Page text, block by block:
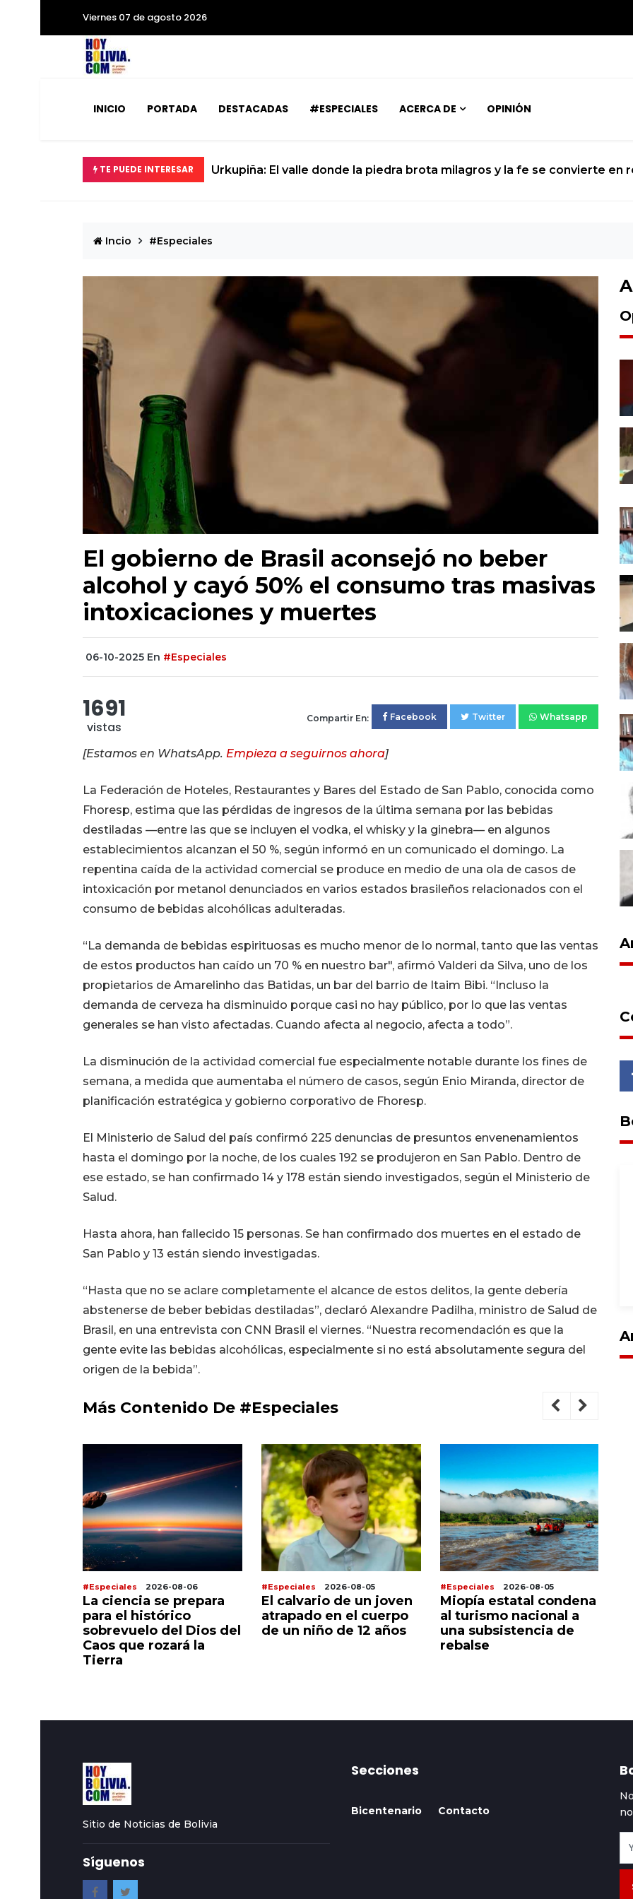
Viernes 07 de agosto 2026
INICIO PORTADA DESTACADAS #ESPECIALES ACERCA DE OPINIÓN
TE PUEDE INTERESAR Urkupiña: El valle donde la piedra brota milagros y la fe se convierte en
Incio #Especiales
El gobierno de Brasil aconsejó no beber
alcohol y cayó 50% el consumo tras masivas
intoxicaciones y muertes
06-10-2025 En #Especiales
1691
vistas
Compartir En: Facebook Twitter Whatsapp
[Estamos en WhatsApp. Empieza a seguirnos ahora]
La Federación de Hoteles, Restaurantes y Bares del Estado de San Pablo, conocida como
Fhoresp, estima que las pérdidas de ingresos de la última semana por las bebidas
destiladas —entre las que se incluyen el vodka, el whisky y la ginebra— en algunos
establecimientos alcanzan el 50 %, según informó en un comunicado el domingo. La
repentina caída de la actividad comercial se produce en medio de una ola de casos de
intoxicación por metanol denunciados en varios estados brasileños relacionados con el
consumo de bebidas alcohólicas adulteradas.
“La demanda de bebidas espirituosas es mucho menor de lo normal, tanto que las ventas
de estos productos han caído un 70 % en nuestro bar", afirmó Valderi da Silva, uno de los
propietarios de Amarelinho das Batidas, un bar del barrio de Itaim Bibi. “Incluso la
demanda de cerveza ha disminuido porque casi no hay público, por lo que las ventas
generales se han visto afectadas. Cuando afecta al negocio, afecta a todo”.
La disminución de la actividad comercial fue especialmente notable durante los fines de
semana, a medida que aumentaba el número de casos, según Enio Miranda, director de
planificación estratégica y gobierno corporativo de Fhoresp.
El Ministerio de Salud del país confirmó 225 denuncias de presuntos envenenamientos
hasta el domingo por la noche, de los cuales 192 se produjeron en San Pablo. Dentro de
ese estado, se han confirmado 14 y 178 están siendo investigados, según el Ministerio de
Salud.
Hasta ahora, han fallecido 15 personas. Se han confirmado dos muertes en el estado de
San Pablo y 13 están siendo investigadas.
“Hasta que no se aclare completamente el alcance de estos delitos, la gente debería
abstenerse de beber bebidas destiladas”, declaró Alexandre Padilha, ministro de Salud de
Brasil, en una entrevista con CNN Brasil el viernes. “Nuestra recomendación es que la
gente evite las bebidas alcohólicas, especialmente si no está absolutamente segura del
origen de la bebida”.
Más Contenido De #Especiales
#Especiales 2026-08-06
La ciencia se prepara
para el histórico
sobrevuelo del Dios del
Caos que rozará la
Tierra
#Especiales 2026-08-05
El calvario de un joven
atrapado en el cuerpo
de un niño de 12 años
#Especiales 2026-08-05
Miopía estatal condena
al turismo nacional a
una subsistencia de
rebalse
Sitio de Noticias de Bolivia
Síguenos
Secciones
Bicentenario Contacto